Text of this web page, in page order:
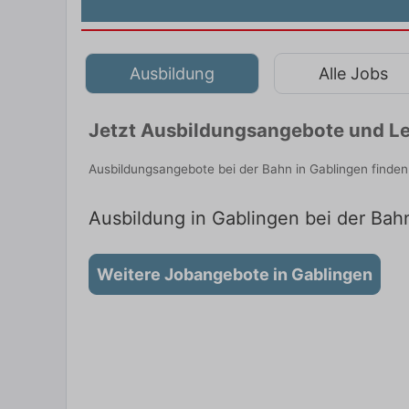
Ausbildung Alle Jobs
Jetzt Ausbildungsangebote und
Ausbildungsangebote bei der Bahn in Gablingen
Ausbildung in Gablingen bei der
Weitere Jobangebote in Gablingen